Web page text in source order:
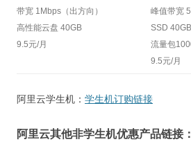
带宽 1Mbps（出方向）
高性能云盘 40GB
9.5元/月
峰值带宽
SSD 40GB
流量包
9.5元/月
阿里云学生机： 学生机订购链接
阿里云其他非学生机优惠产品链接：